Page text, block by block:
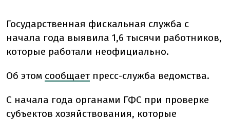
Государственная фискальная служба с
начала года выявила 1,6 тысячи работников,
которые работали неофициально.
Об этом сообщаетпресс-служба ведомства.
С начала года органами ГФС при проверке
субъектов хозяйствования, которые